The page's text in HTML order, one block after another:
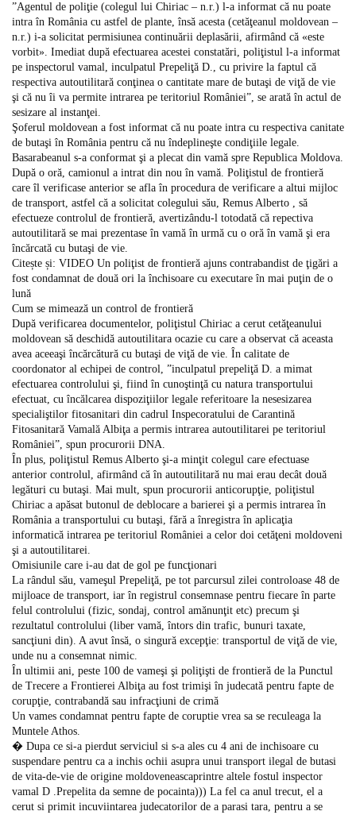
”Agentul de poliţie (colegul lui Chiriac – n.r.) l-a informat că nu poate
intra în România cu astfel de plante, însă acesta (cetăţeanul moldovean –
n.r.) i-a solicitat permisiunea continuării deplasării, afirmând că «este
vorbit». Imediat după efectuarea acestei constatări, poliţistul l-a informat
pe inspectorul vamal, inculpatul Prepeliţă D., cu privire la faptul că
respectiva autoutilitară conţinea o cantitate mare de butaşi de viţă de vie
şi că nu îi va permite intrarea pe teritoriul României”, se arată în actul de
sesizare al instanţei.
Şoferul moldovean a fost informat că nu poate intra cu respectiva canitate
de butaşi în România pentru că nu îndeplineşte condiţiile legale.
Basarabeanul s-a conformat şi a plecat din vamă spre Republica Moldova.
După o oră, camionul a intrat din nou în vamă. Poliţistul de frontieră
care îl verificase anterior se afla în procedura de verificare a altui mijloc
de transport, astfel că a solicitat colegului său, Remus Alberto , să
efectueze controlul de frontieră, avertizându-l totodată că repectiva
autoutilitară se mai prezentase în vamă în urmă cu o oră în vamă şi era
încărcată cu butaşi de vie.
Citește și: VIDEO Un poliţist de frontieră ajuns contrabandist de ţigări a
fost condamnat de două ori la închisoare cu executare în mai puţin de o
lună
Cum se mimează un control de frontieră
După verificarea documentelor, poliţistul Chiriac a cerut cetăţeanului
moldovean să deschidă autoutilitara ocazie cu care a observat că aceasta
avea aceeaşi încărcătură cu butaşi de viţă de vie. În calitate de
coordonator al echipei de control, ”inculpatul prepeliţă D. a mimat
efectuarea controlului şi, fiind în cunoştinţă cu natura transportului
efectuat, cu încălcarea dispoziţiilor legale referitoare la nesesizarea
specialiştilor fitosanitari din cadrul Inspecoratului de Carantină
Fitosanitară Vamală Albiţa a permis intrarea autoutilitarei pe teritoriul
României”, spun procurorii DNA.
În plus, poliţistul Remus Alberto şi-a minţit colegul care efectuase
anterior controlul, afirmând că în autoutilitară nu mai erau decât două
legături cu butaşi. Mai mult, spun procurorii anticorupţie, poliţistul
Chiriac a apăsat butonul de deblocare a barierei şi a permis intrarea în
România a transportului cu butaşi, fără a înregistra în aplicaţia
informatică intrarea pe teritoriul României a celor doi cetăţeni moldoveni
şi a autoutilitarei.
Omisiunile care i-au dat de gol pe funcţionari
La rândul său, vameşul Prepeliţă, pe tot parcursul zilei controloase 48 de
mijloace de transport, iar în registrul consemnase pentru fiecare în parte
felul controlului (fizic, sondaj, control amănunţit etc) precum şi
rezultatul controlului (liber vamă, întors din trafic, bunuri taxate,
sancţiuni din). A avut însă, o singură excepţie: transportul de viţă de vie,
unde nu a consemnat nimic.
În ultimii ani, peste 100 de vameşi şi poliţişti de frontieră de la Punctul
de Trecere a Frontierei Albiţa au fost trimişi în judecată pentru fapte de
corupţie, contrabandă sau infracţiuni de crimă
Un vames condamnat pentru fapte de coruptie vrea sa se reculeaga la
Muntele Athos.
� Dupa ce si-a pierdut serviciul si s-a ales cu 4 ani de inchisoare cu
suspendare pentru ca a inchis ochii asupra unui transport ilegal de butasi
de vita-de-vie de origine moldoveneascaprintre altele fostul inspector
vamal D .Prepelita da semne de pocainta))) La fel ca anul trecut, el a
cerut si primit incuviintarea judecatorilor de a parasi tara, pentru a se